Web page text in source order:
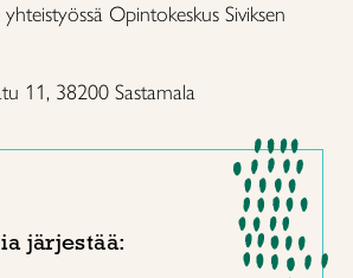
Opintokeskus Siviksen
11, 38200 Sastamala
järjestää: